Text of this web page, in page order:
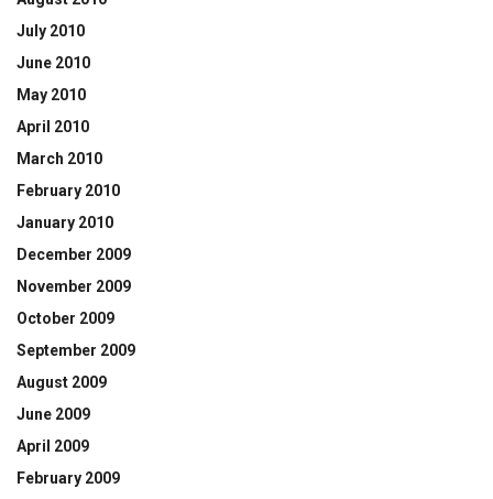
July 2010
June 2010
May 2010
April 2010
March 2010
February 2010
January 2010
December 2009
November 2009
October 2009
September 2009
August 2009
June 2009
April 2009
February 2009